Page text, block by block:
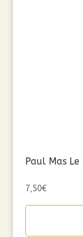
Paul Mas
7,50€